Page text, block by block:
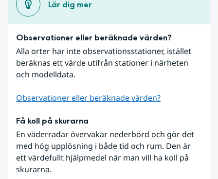
Lär dig mer
Observationer eller beräknade värden?
Alla orter har inte observationsstationer, istället
beräknas ett värde utifrån stationer i närheten
och modelldata.
Observationer eller beräknade värden?
Få koll på skurarna
En väderradar övervakar nederbörd och gör det
med hög upplösning i både tid och rum. Den är
ett värdefullt hjälpmedel när man vill ha koll på
skurarna.